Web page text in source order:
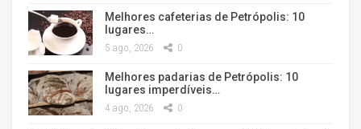
Melhores cafeterias de Petrópolis: 10
lugares…
5 ago, 2026 0
Melhores padarias de Petrópolis: 10
lugares imperdíveis…
4 ago, 2026 0